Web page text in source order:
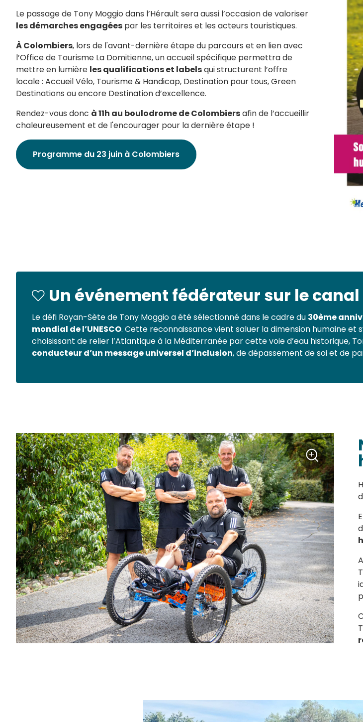
Le passage de Tony Moggio dans l’Hérault sera aussi l’occasion de valoriser
les démarches engagées par les territoires et les acteurs touristiques.
À Colombiers, lors de l'avant-dernière étape du parcours et en lien avec
l’Office de Tourisme La Domitienne, un accueil spécifique permettra de
mettre en lumière les qualifications et labelsqui structurent l’offre
locale : Accueil Vélo, Tourisme & Handicap, Destination pour tous, Green
Destinations ou encore Destination d’excellence.
Rendez-vous donc à 11h au boulodrome de Colombiersafin de l’accueillir
chaleureusement et de l'encourager pour la dernière étape !
Programme du 23 juin à Colombiers
Un événement fédérateur sur le canal
Le défi Royan-Sète de Tony Moggio a été sélectionné dans le cadre du 30ème
mondial de l’UNESCO. Cette reconnaissance vient saluer la dimension humaine et
choisissant de relier l’Atlantique à la Méditerranée par cette voie d’eau historique,
conducteur d’un message universel d’inclusion, de dépassement de soi et de
Zoom
+